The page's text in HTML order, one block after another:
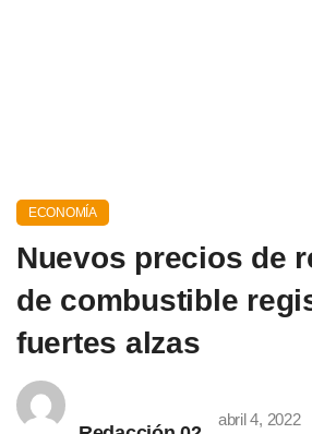
ECONOMÍA
Nuevos precios de
de combustible
fuertes alzas
abril 4, 2022